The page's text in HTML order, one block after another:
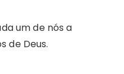
um de nós a
de Deus.